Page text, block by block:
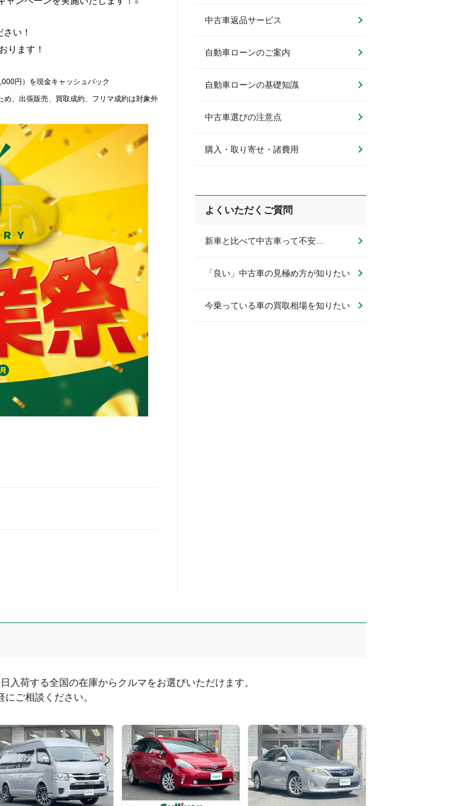
※
い！
ります！
円）を現金キャッシュバック
、出張販売、買取成約、フリマ成約は対象外
中古車返品サービス
自動車ローンのご案内
自動車ローンの基礎知識
中古車選びの注意点
購入・取り寄せ・諸費用
よくいただくご質問
新車と比べて中古車って不安…
「良い」中古車の見極め方が知りたい
今乗っている車の買取相場を知りたい
入荷する全国の在庫からクルマをお選びいただけます。
ご相談ください。